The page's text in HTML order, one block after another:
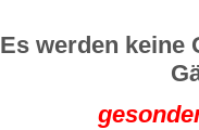
Es werden keine